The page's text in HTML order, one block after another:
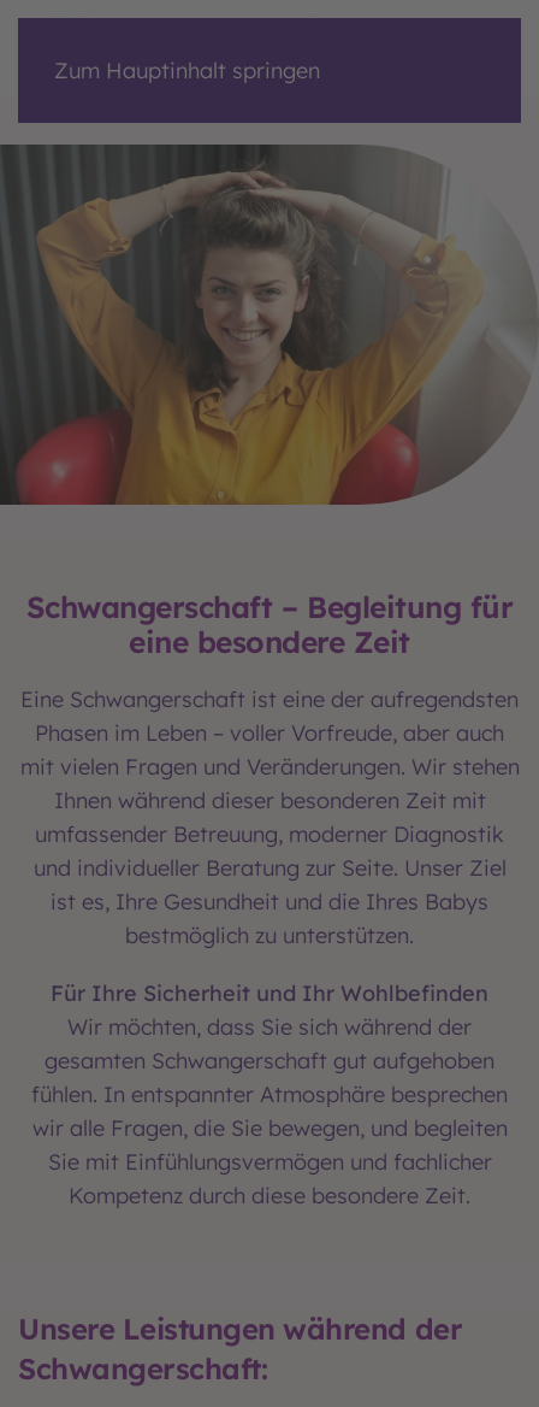
Zum Hauptinhalt springen
Schwangerschaft – Begleitung für
eine besondere Zeit
Eine Schwangerschaft ist eine der aufregendsten
Phasen im Leben – voller Vorfreude, aber auch
mit vielen Fragen und Veränderungen. Wir stehen
Ihnen während dieser besonderen Zeit mit
umfassender Betreuung, moderner Diagnostik
und individueller Beratung zur Seite. Unser Ziel
ist es, Ihre Gesundheit und die Ihres Babys
bestmöglich zu unterstützen.
Für Ihre Sicherheit und Ihr Wohlbefinden
Wir möchten, dass Sie sich während der
gesamten Schwangerschaft gut aufgehoben
fühlen. In entspannter Atmosphäre besprechen
wir alle Fragen, die Sie bewegen, und begleiten
Sie mit Einfühlungsvermögen und fachlicher
Kompetenz durch diese besondere Zeit.
Unsere Leistungen während der
Schwangerschaft: